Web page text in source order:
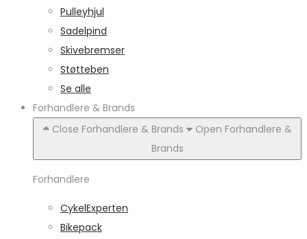
Pulleyhjul
Sadelpind
Skivebremser
Støtteben
Se alle
Forhandlere & Brands
Close Forhandlere & Brands
Open Forhandlere &
Brands
Forhandlere
CykelExperten
Bikepack